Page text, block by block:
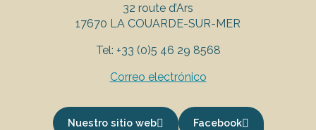
32 route d’Ars
17670 LA COUARDE-SUR-MER
Tel: +33 (0)5 46 29 8568
Correo electrónico
Nuestro sitio web Facebook